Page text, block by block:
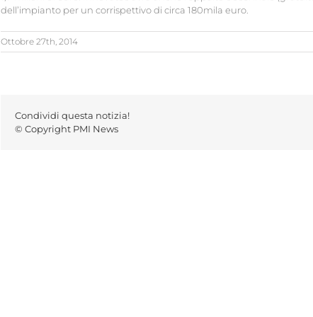
dell’impianto per un corrispettivo di circa 180mila euro.
Ottobre 27th, 2014
Condividi questa notizia!
© Copyright PMI News